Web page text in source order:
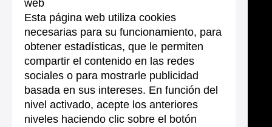
web
Esta página web utiliza cookies
necesarias para su funcionamiento, para
obtener estadísticas, que le permiten
compartir el contenido en las redes
sociales o para mostrarle publicidad
basada en sus intereses. En función del
nivel activado, acepte los anteriores
niveles haciendo clic sobre el botón